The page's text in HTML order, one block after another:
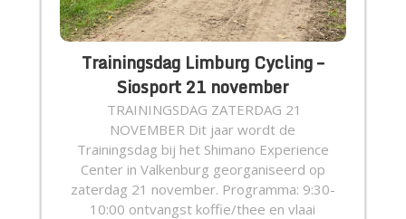
Trainingsdag Limburg Cycling –
Siosport 21 november
TRAININGSDAG ZATERDAG 21
NOVEMBER Dit jaar wordt de
Trainingsdag bij het Shimano Experience
Center in Valkenburg georganiseerd op
zaterdag 21 november. Programma: 9:30-
10:00 ontvangst koffie/thee en vlaai